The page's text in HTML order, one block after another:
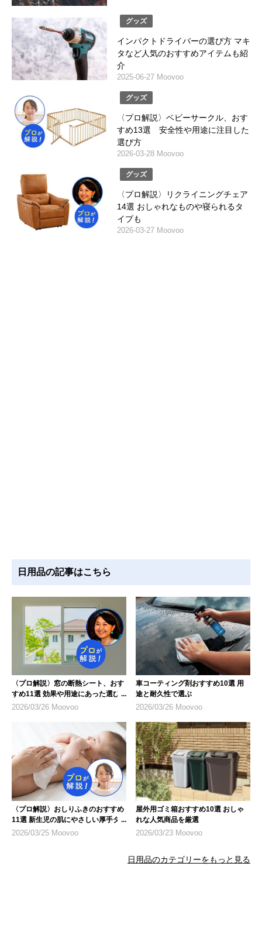
グッズ
インパクトドライバーの選び方 マキ
タなど人気のおすすめアイテムも紹
介
2025-06-27 Moovoo
グッズ
〈プロ解説〉ベビーサークル、おす
すめ13選 安全性や用途に注目した
選び方
2026-03-28 Moovoo
グッズ
〈プロ解説〉リクライニングチェア
14選 おしゃれなものや寝られるタ
イプも
2026-03-27 Moovoo
日用品の記事はこちら
〈プロ解説〉窓の断熱シート、おす
すめ11選 効果や用途にあった選び
方も紹介
2026/03/26 Moovoo
車コーティング剤おすすめ10選 用
途と耐久性で選ぶ
2026/03/26 Moovoo
〈プロ解説〉おしりふきのおすすめ
11選 新生児の肌にやさしい厚手タ
イプも紹介
2026/03/25 Moovoo
屋外用ゴミ箱おすすめ10選 おしゃ
れな人気商品を厳選
2026/03/23 Moovoo
日用品のカテゴリーをもっと見る